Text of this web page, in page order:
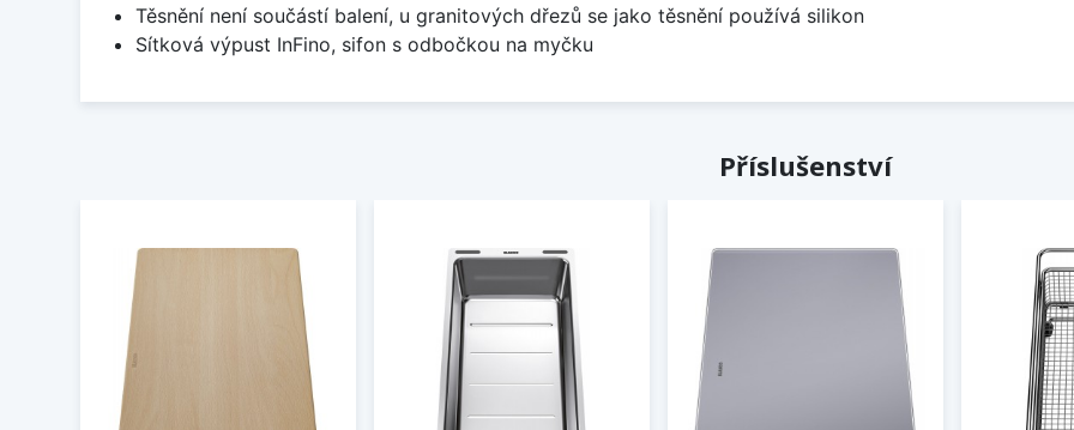
Těsnění není součástí balení, u granitových dřezů se jako těsnění používá silikon
Sítková výpust InFino, sifon s odbočkou na myčku
Příslušenství